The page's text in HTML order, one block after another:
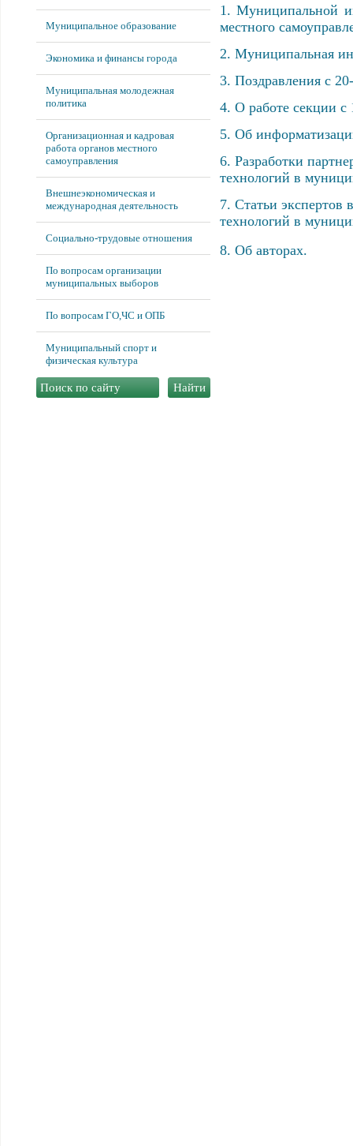
Муниципальное образование
Экономика и финансы города
Муниципальная молодежная
политика
Организационная и кадровая
работа органов местного
самоуправления
Внешнеэкономическая и
международная деятельность
Социально-трудовые отношения
По вопросам организации
муниципальных выборов
По вопросам ГО,ЧС и ОПБ
Муниципальный спорт и
физическая культура
1.Муниципальной
местного
2. Муниципальная
3. Поздравления с
4. О работе секции с
5. Об
6. Разработки
технологий в
7. Статьи
технологий в
8. Об авторах.